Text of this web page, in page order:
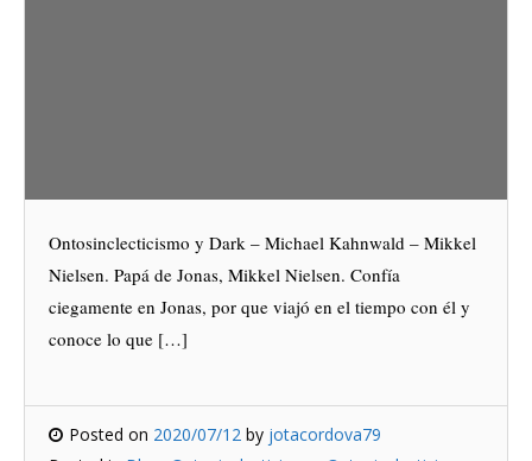
Ontosinclecticismo y Dark – Michael Kahnwald – Mikkel
Nielsen. Papá de Jonas, Mikkel Nielsen. Confía
ciegamente en Jonas, por que viajó en el tiempo con él y
conoce lo que […]
Posted on 2020/07/12 by jotacordova79